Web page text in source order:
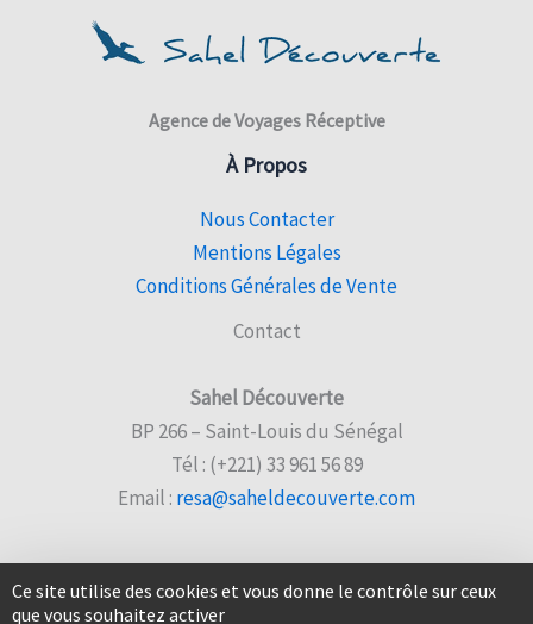
Agence de Voyages Réceptive
À Propos
Nous Contacter
Mentions Légales
Conditions Générales de Vente
Contact
Sahel Découverte
BP 266 – Saint-Louis du Sénégal
Tél : (+221) 33 961 56 89
Email : resa@saheldecouverte.com
Ce site utilise des cookies et vous donne le contrôle sur ceux
que vous souhaitez activer